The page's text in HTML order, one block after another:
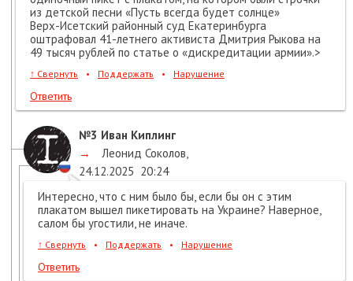
из детской песни «Пусть всегда будет солнце»
Верх-Исетский районный суд Екатеринбурга
оштрафовал 41-летнего активиста Дмитрия Рыкова на
49 тысяч рублей по статье о «дискредитации армии».>
↑ Свернуть • Поддержать • Нарушение
Ответить
№3 Иван Киплинг
→
Леонид Соколов,
24.12.2025 20:24
Интересно, что с ним было бы, если бы он с этим
плакатом вышел пикетировать на Украине? Наверное,
салом бы угостили, не иначе.
↑ Свернуть • Поддержать • Нарушение
Ответить